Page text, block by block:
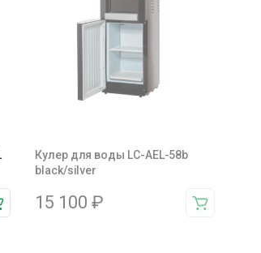
Кулер для воды LC-AEL-58b
black/silver
15 100 ₽